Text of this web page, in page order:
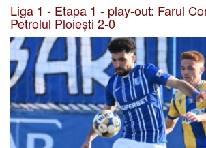
Liga 1 - Etapa 1 - play-out: Farul
Petrolul Ploiești 2-0